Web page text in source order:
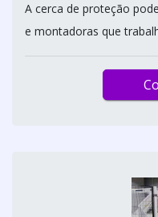
A cerca de proteção
e montadoras que